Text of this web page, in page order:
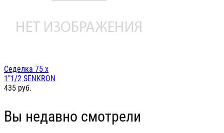
Седелка 75 х
1"1/2 SENKRON
435 руб.
Вы недавно смотрели